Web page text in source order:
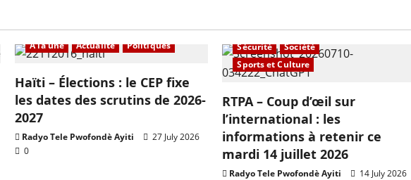
À la une Actualité Politiques
Haïti – Élections : le CEP fixe
les dates des scrutins de 2026-
2027
Radyo Tele Pwofondè Ayiti
27 July 2026
0
Internationals
Politiques
Sécurité
Société
Sports et Culture
RTPA – Coup d’œil sur
l’international : les
informations à retenir ce
mardi 14 juillet 2026
Radyo Tele Pwofondè Ayiti
14 July 2026